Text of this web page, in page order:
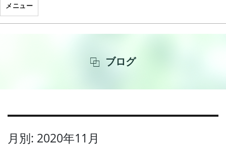
メニュー
ブログ
月別: 2020年11月